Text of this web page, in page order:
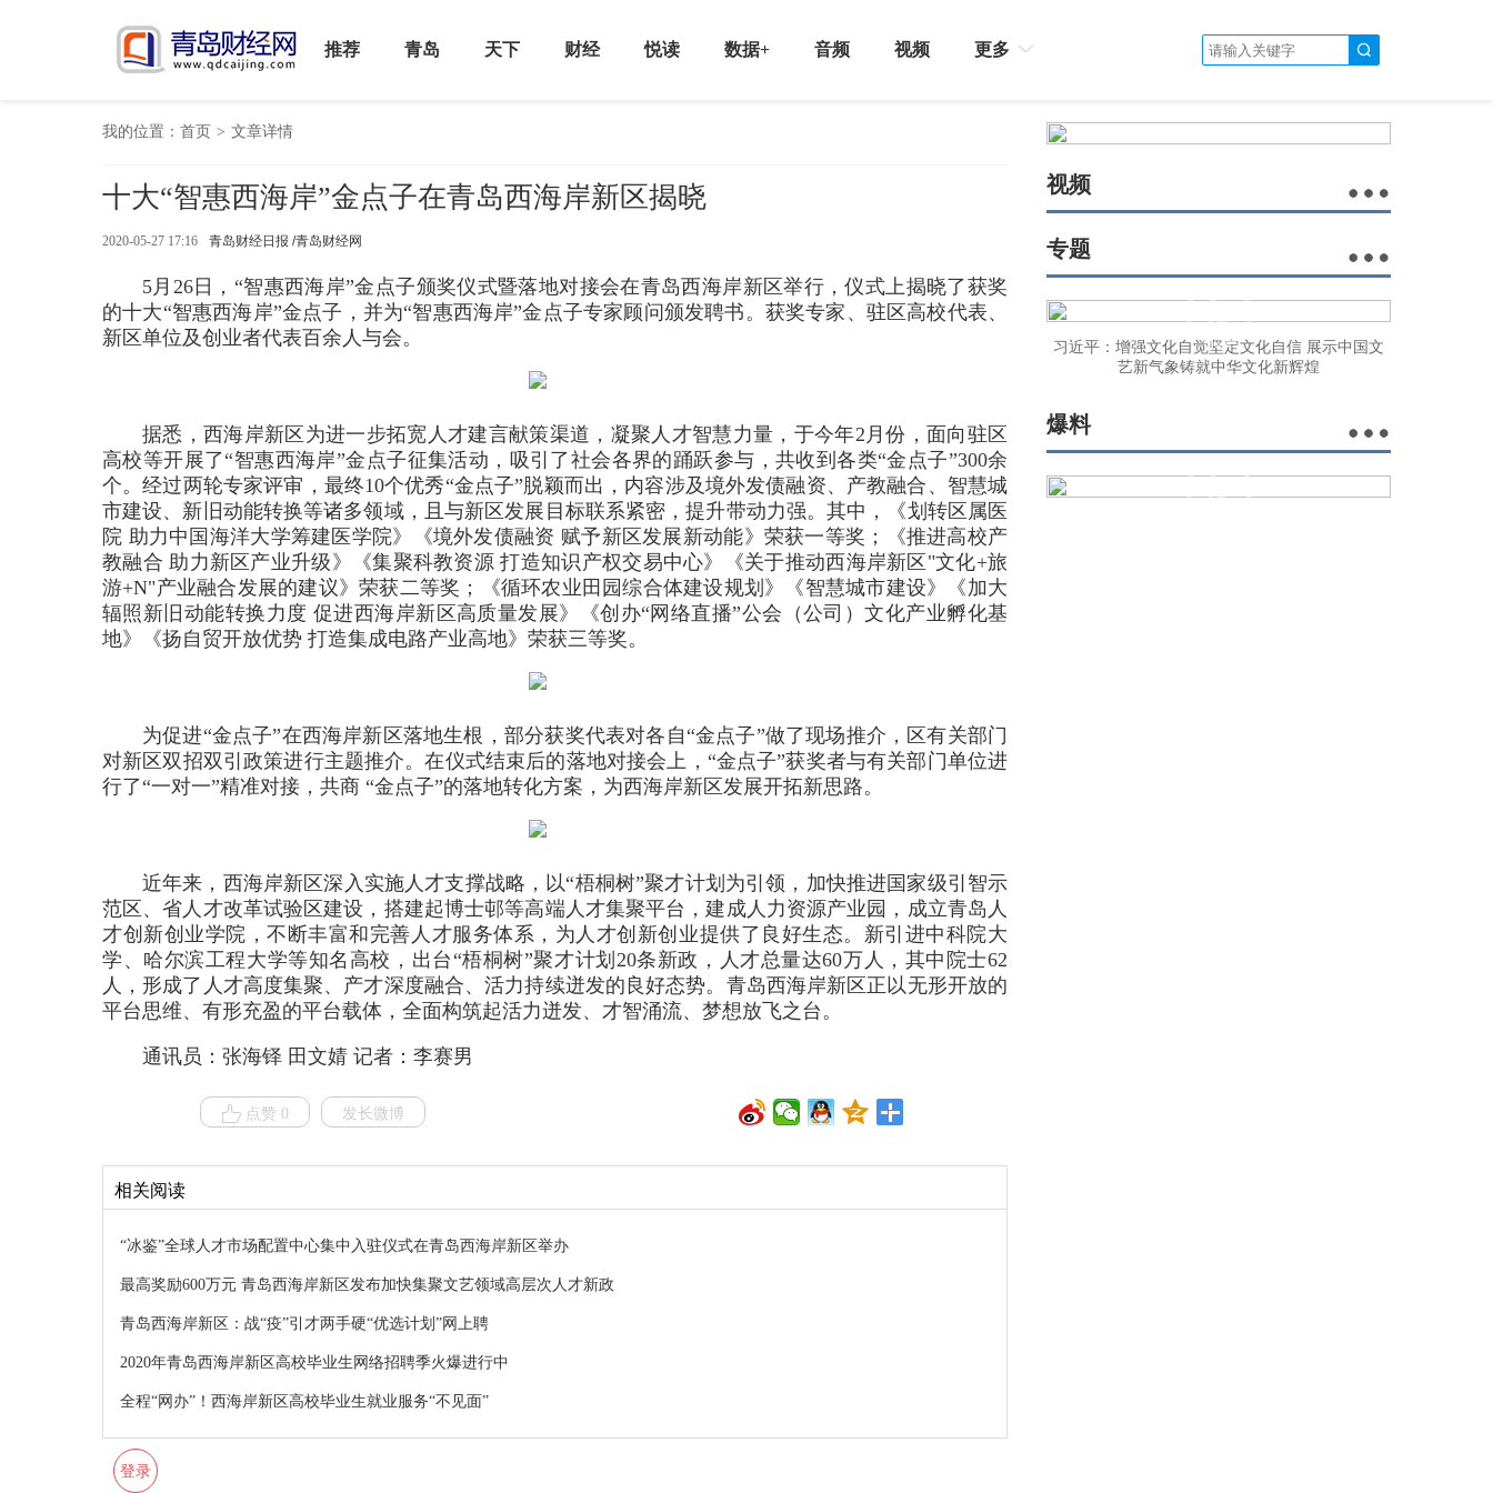
推荐 青岛 天下 财经 悦读 数据+ 音频 视频 更多
我的位置： 首页 > 文章详情
十大“智惠西海岸”金点子在青岛西海岸新区揭晓
2020-05-27 17:16 青岛财经日报 /青岛财经网
5月26日，“智惠西海岸”金点子颁奖仪式暨落地对接会在青岛西海岸新区举行，仪式上揭晓了获奖
的十大“智惠西海岸”金点子，并为“智惠西海岸”金点子专家顾问颁发聘书。获奖专家、驻区高校代表、
新区单位及创业者代表百余人与会。
据悉，西海岸新区为进一步拓宽人才建言献策渠道，凝聚人才智慧力量，于今年2月份，面向驻区
高校等开展了“智惠西海岸”金点子征集活动，吸引了社会各界的踊跃参与，共收到各类“金点子”300余
个。经过两轮专家评审，最终10个优秀“金点子”脱颖而出，内容涉及境外发债融资、产教融合、智慧城
市建设、新旧动能转换等诸多领域，且与新区发展目标联系紧密，提升带动力强。其中，《划转区属医
院 助力中国海洋大学筹建医学院》《境外发债融资 赋予新区发展新动能》荣获一等奖；《推进高校产
教融合 助力新区产业升级》《集聚科教资源 打造知识产权交易中心》《关于推动西海岸新区"文化+旅
游+N"产业融合发展的建议》荣获二等奖；《循环农业田园综合体建设规划》《智慧城市建设》《加大
辐照新旧动能转换力度 促进西海岸新区高质量发展》《创办“网络直播”公会（公司）文化产业孵化基
地》《扬自贸开放优势 打造集成电路产业高地》荣获三等奖。
为促进“金点子”在西海岸新区落地生根，部分获奖代表对各自“金点子”做了现场推介，区有关部门
对新区双招双引政策进行主题推介。在仪式结束后的落地对接会上，“金点子”获奖者与有关部门单位进
行了“一对一”精准对接，共商 “金点子”的落地转化方案，为西海岸新区发展开拓新思路。
近年来，西海岸新区深入实施人才支撑战略，以“梧桐树”聚才计划为引领，加快推进国家级引智示
范区、省人才改革试验区建设，搭建起博士邨等高端人才集聚平台，建成人力资源产业园，成立青岛人
才创新创业学院，不断丰富和完善人才服务体系，为人才创新创业提供了良好生态。新引进中科院大
学、哈尔滨工程大学等知名高校，出台“梧桐树”聚才计划20条新政，人才总量达60万人，其中院士62
人，形成了人才高度集聚、产才深度融合、活力持续迸发的良好态势。青岛西海岸新区正以无形开放的
平台思维、有形充盈的平台载体，全面构筑起活力迸发、才智涌流、梦想放飞之台。
通讯员：张海铎 田文婧 记者：李赛男
点赞 0 发长微博
相关阅读
“冰鉴”全球人才市场配置中心集中入驻仪式在青岛西海岸新区举办
最高奖励600万元 青岛西海岸新区发布加快集聚文艺领域高层次人才新政
青岛西海岸新区：战“疫”引才两手硬“优选计划”网上聘
2020年青岛西海岸新区高校毕业生网络招聘季火爆进行中
全程“网办”！西海岸新区高校毕业生就业服务“不见面”
登录
视频
专题
习近平：增强文化自觉坚定文化自信 展示中国文
艺新气象铸就中华文化新辉煌
爆料